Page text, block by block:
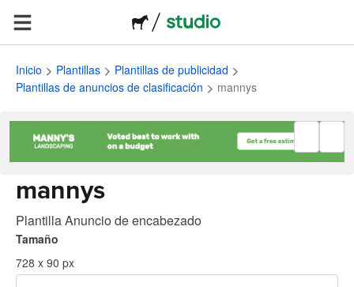
Inicio Plantillas
Plantillas de publicidad
Plantillas de anuncios de clasificación
mannys
mannys
Plantilla Anuncio de encabezado
Tamaño
728 x 90 px